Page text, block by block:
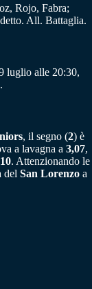
Rojo, Fabra;
All. Battaglia.
luglio alle 20:30,
, il segno (2) è
a lavagna a 3,07,
. Attenzionando le
del San Lorenzo a